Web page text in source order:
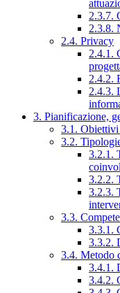
2.3.7.
2.3.8.
2.4. Privacy
2.4.1.
2.4.2.
2.4.3.
3. Pianificazione,
3.1.
3.2.
3.2.1.
3.2.2.
3.2.3.
3.3.
3.3.1.
3.3.2.
3.4. Metodo
3.4.1.
3.4.2.